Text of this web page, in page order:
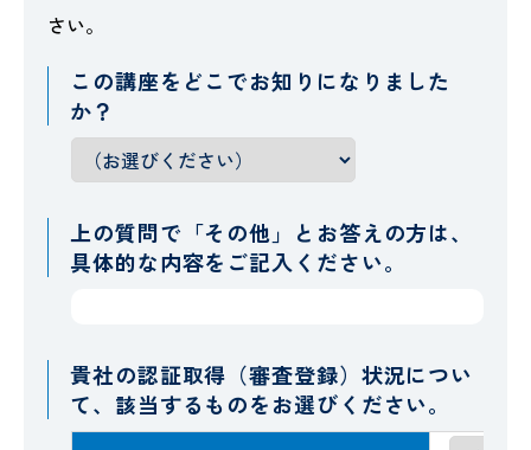
さい。
この講座をどこでお知りになりました
か？
上の質問で「その他」とお答えの方は、
具体的な内容をご記入ください。
貴社の認証取得（審査登録）状況につい
て、該当するものをお選びください。